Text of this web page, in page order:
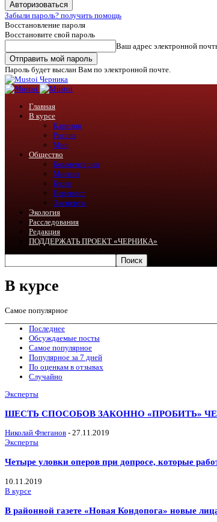
Забыли пароль? получить помощь
Восстановление пароля
Восстановите свой пароль
Ваш адрес электронной
Пароль будет выслан Вам по электронной почте.
Черника
Главная
В курсе
Карелия
Россия
Мир
Общество
Комментарии
Мнения
Блоги
Перепост
Эксперты
Экология
Расследования
Редакция
ПОДДЕРЖАТЬ ПРОЕКТ «ЧЕРНИКА»
В курсе
Самое популярное
Последнее
Обсуждаемые посты
Самое популярное
Популярное за 7 дней
По оценкам в отзывах
Случайно
Эксперты
ШЕСТЬ СПОСОБОВ ЗАКОННО «ПРОБИТЬ»
Николай Флеганов - 27.11.2019
Эксперты
Четыре уловки оперов при допросе, которые
10.11.2019
В курсе
В районной газете «Новая Кондопога» новые